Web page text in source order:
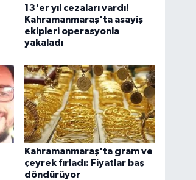
13'er yıl cezaları vardı!
Kahramanmaraş'ta asayiş
ekipleri operasyonla
yakaladı
Kahramanmaraş'ta gram ve
çeyrek fırladı: Fiyatlar baş
döndürüyor